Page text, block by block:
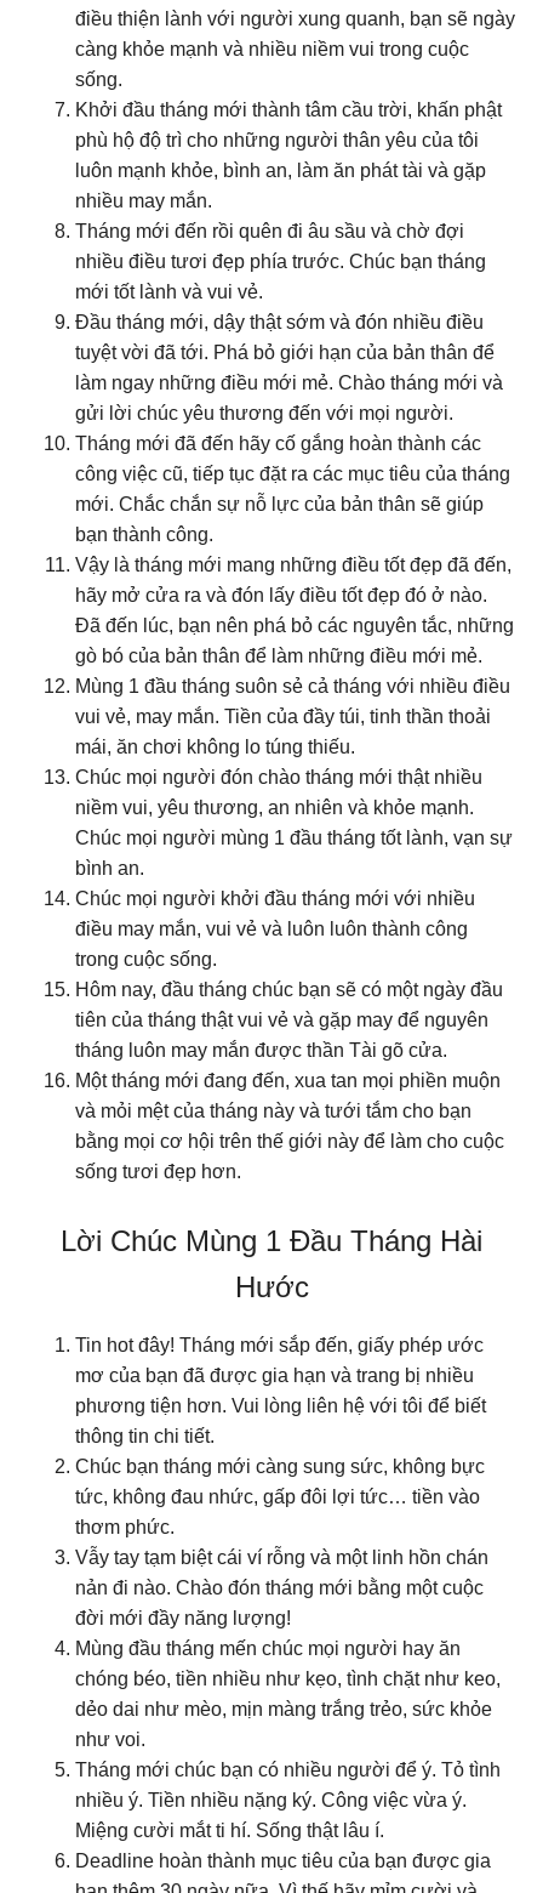
điều thiện lành với người xung quanh, bạn sẽ ngày
càng khỏe mạnh và nhiều niềm vui trong cuộc
sống.
Khởi đầu tháng mới thành tâm cầu trời, khấn phật
phù hộ độ trì cho những người thân yêu của tôi
luôn mạnh khỏe, bình an, làm ăn phát tài và gặp
nhiều may mắn.
Tháng mới đến rồi quên đi âu sầu và chờ đợi
nhiều điều tươi đẹp phía trước. Chúc bạn tháng
mới tốt lành và vui vẻ.
Đầu tháng mới, dậy thật sớm và đón nhiều điều
tuyệt vời đã tới. Phá bỏ giới hạn của bản thân để
làm ngay những điều mới mẻ. Chào tháng mới và
gửi lời chúc yêu thương đến với mọi người.
Tháng mới đã đến hãy cố gắng hoàn thành các
công việc cũ, tiếp tục đặt ra các mục tiêu của tháng
mới. Chắc chắn sự nỗ lực của bản thân sẽ giúp
bạn thành công.
Vậy là tháng mới mang những điều tốt đẹp đã đến,
hãy mở cửa ra và đón lấy điều tốt đẹp đó ở nào.
Đã đến lúc, bạn nên phá bỏ các nguyên tắc, những
gò bó của bản thân để làm những điều mới mẻ.
Mùng 1 đầu tháng suôn sẻ cả tháng với nhiều điều
vui vẻ, may mắn. Tiền của đầy túi, tinh thần thoải
mái, ăn chơi không lo túng thiếu.
Chúc mọi người đón chào tháng mới thật nhiều
niềm vui, yêu thương, an nhiên và khỏe mạnh.
Chúc mọi người mùng 1 đầu tháng tốt lành, vạn sự
bình an.
Chúc mọi người khởi đầu tháng mới với nhiều
điều may mắn, vui vẻ và luôn luôn thành công
trong cuộc sống.
Hôm nay, đầu tháng chúc bạn sẽ có một ngày đầu
tiên của tháng thật vui vẻ và gặp may để nguyên
tháng luôn may mắn được thần Tài gõ cửa.
Một tháng mới đang đến, xua tan mọi phiền muộn
và mỏi mệt của tháng này và tưới tắm cho bạn
bằng mọi cơ hội trên thế giới này để làm cho cuộc
sống tươi đẹp hơn.
Lời Chúc Mùng 1 Đầu Tháng Hài
Hước
Tin hot đây! Tháng mới sắp đến, giấy phép ước
mơ của bạn đã được gia hạn và trang bị nhiều
phương tiện hơn. Vui lòng liên hệ với tôi để biết
thông tin chi tiết.
Chúc bạn tháng mới càng sung sức, không bực
tức, không đau nhức, gấp đôi lợi tức… tiền vào
thơm phức.
Vẫy tay tạm biệt cái ví rỗng và một linh hồn chán
nản đi nào. Chào đón tháng mới bằng một cuộc
đời mới đầy năng lượng!
Mùng đầu tháng mến chúc mọi người hay ăn
chóng béo, tiền nhiều như kẹo, tình chặt như keo,
dẻo dai như mèo, mịn màng trắng trẻo, sức khỏe
như voi.
Tháng mới chúc bạn có nhiều người để ý. Tỏ tình
nhiều ý. Tiền nhiều nặng ký. Công việc vừa ý.
Miệng cười mắt ti hí. Sống thật lâu í.
Deadline hoàn thành mục tiêu của bạn được gia